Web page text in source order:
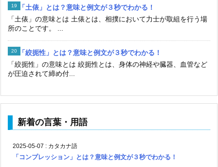
「土俵」とは？意味と例文が３秒でわかる！
「土俵」の意味とは 土俵とは、相撲において力士が取組を行う場
所のことです。 ...
「絞扼性」とは？意味と例文が３秒でわかる！
「絞扼性」の意味とは 絞扼性とは、身体の神経や臓器、血管など
が圧迫されて締め付...
新着の言葉・用語
2025-05-07 : カタカナ語
「コンプレッション」とは？意味と例文が３秒でわかる！